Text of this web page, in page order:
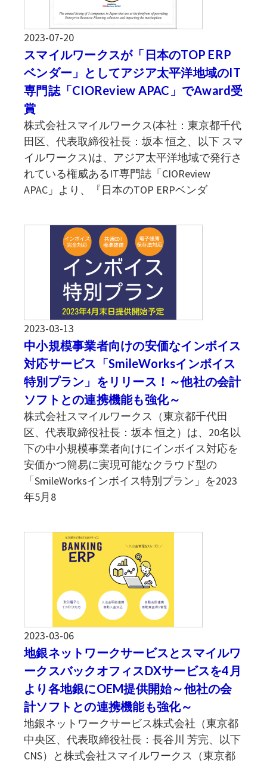
2023-07-20
スマイルワークスが「日本のTOP ERP
ベンダー」としてアジア太平洋地域のIT
専門誌「CIOReview APAC」でAward受
賞
株式会社スマイルワークス(本社：東京都千代
田区、代表取締役社長：坂本 恒之、以下 スマ
イルワークス)は、アジア太平洋地域で発行さ
れている権威あるIT専門誌「CIOReview
APAC」より、『日本のTOP ERPベンダ
2023-03-13
中小規模事業者向けの安価なインボイス
対応サービス「SmileWorksインボイス
特別プラン」をリリース！～他社の会計
ソフトとの連携機能も強化～
株式会社スマイルワークス（東京都千代田
区、代表取締役社長：坂本 恒之）は、20名以
下の中小規模事業者向けにインボイス対応を
安価かつ簡易に実現可能なクラウド型の
「SmileWorksインボイス特別プラン」を2023
年5月8
2023-03-06
地銀ネットワークサービスとスマイルワ
ークスバックオフィスDXサービスを4月
より各地銀にOEM提供開始～他社の会
計ソフトとの連携機能も強化～
地銀ネットワークサービス株式会社（東京都
中央区、代表取締役社長：長谷川 芳完、以下
CNS）と株式会社スマイルワークス（東京都